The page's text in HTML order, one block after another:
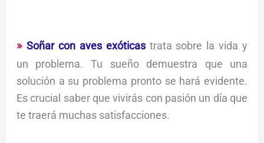
Soñar con aves exóticastrata sobre la vida y
un problema. Tu sueño demuestra que una
solución a su problema pronto se hará evidente.
Es crucial saber que vivirás con pasión un día que
te traerá muchas satisfacciones.